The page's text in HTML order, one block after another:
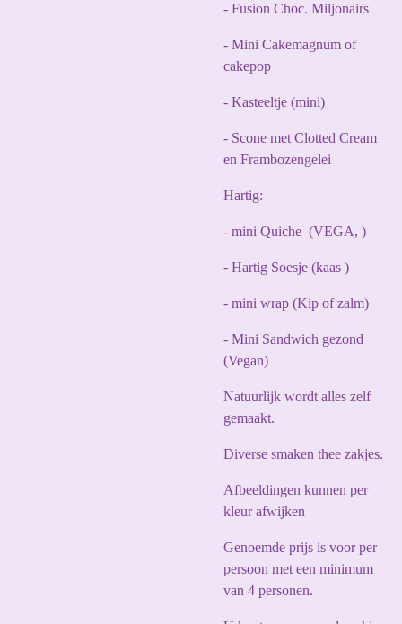
- Fusion Choc. Miljonairs
- Mini Cakemagnum of
cakepop
- Kasteeltje (mini)
- Scone met Clotted Cream
en Frambozengelei
Hartig:
- mini Quiche (VEGA, )
- Hartig Soesje (kaas )
- mini wrap (Kip of zalm)
- Mini Sandwich gezond
(Vegan)
Natuurlijk wordt alles zelf
gemaakt.
Diverse smaken thee zakjes.
Afbeeldingen kunnen per
kleur afwijken
Genoemde prijs is voor per
persoon met een minimum
van 4 personen.